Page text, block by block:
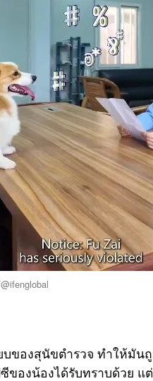
บของสุนัขตำรวจ ทำให้มัน
ของน้องได้รับทราบด้วย